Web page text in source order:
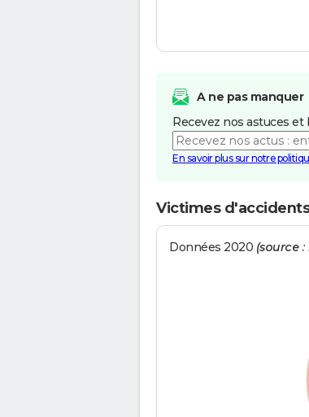
A ne pas manquer
Recevez nos astuces
En savoir plus sur notre
Victimes
Données 2020 (source